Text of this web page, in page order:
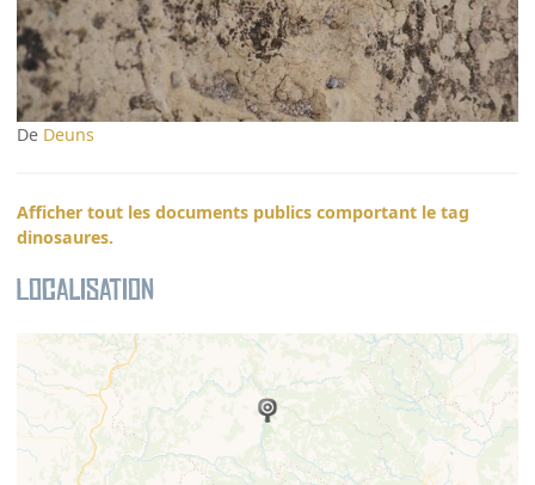
De Deuns
Afficher tout les documents publics comportant le tag
dinosaures.
Localisation